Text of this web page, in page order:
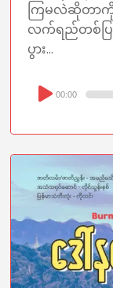
ကြမလဲဆိုတာကို
လက်ရည်တစ်ပြ
ပွား...
Audio
Player
00:00